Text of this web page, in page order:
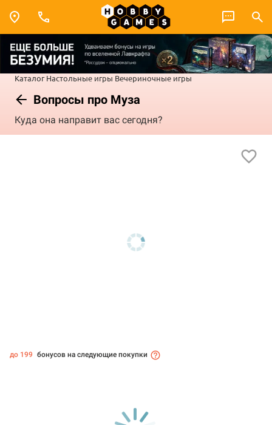
Каталог Настольные игры Вечериночные игры
Вопросы про Муза
Куда она направит вас сегодня?
до 199 бонусов на следующие покупки